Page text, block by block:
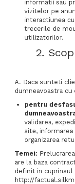
informatii sau
vizitelor pe
interactiunea
trecerile de
utilizatorilor.
2.
A. Daca sunteti
dumneavoastra
pentru
validarea,
site, informarea
organizarea
Temei:
are la baza
definit in cuprinsul
http://